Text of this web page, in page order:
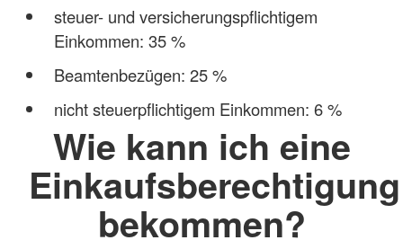
steuer- und versicherungspflichtigem
Einkommen: 35 %
Beamtenbezügen: 25 %
nicht steuerpflichtigem Einkommen: 6 %
Wie kann ich eine
Einkaufsberechtigung
bekommen?